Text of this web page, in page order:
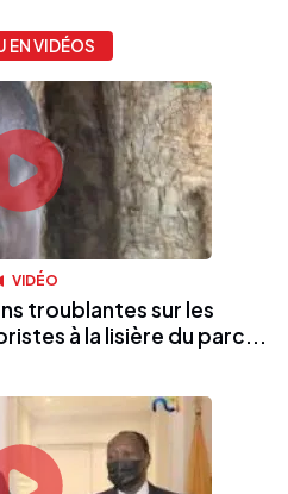
EN VIDÉOS
VIDÉO
troublantes sur les
à la lisière du parc...